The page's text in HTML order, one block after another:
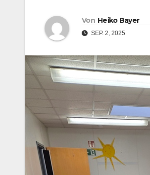
Von Heiko Bayer
SEP. 2, 2025